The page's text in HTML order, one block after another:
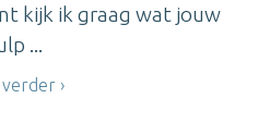
kijk ik graag wat jouw
...
verder